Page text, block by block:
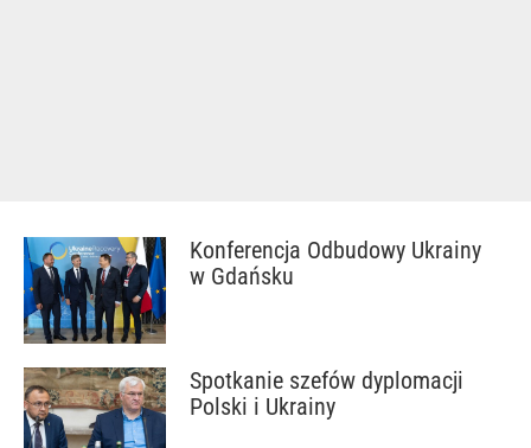
Konferencja Odbudowy Ukrainy
w Gdańsku
Spotkanie szefów dyplomacji
Polski i Ukrainy